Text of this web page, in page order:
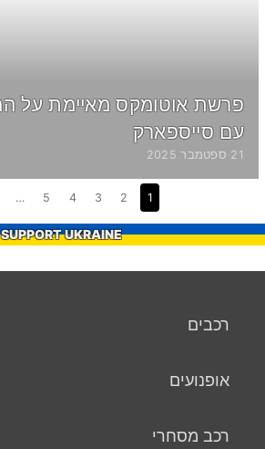
פרשת אוטומקס מאיימת על
עם סייספארק
21 ספטמבר 2025
1
2
3
4
5
…
SUPPORT UKRAINE
רכבים
אופנועים
רכב מסחרי